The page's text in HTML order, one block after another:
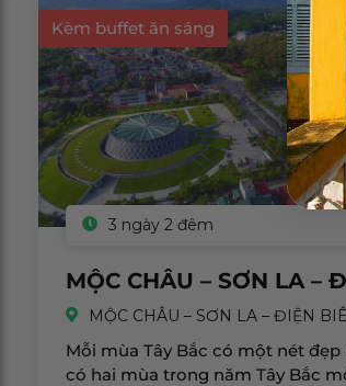
Kèm buffet ăn sáng
3 ngày 2 đêm
MỘC CHÂU – SƠN LA –
MỘC CHÂU – SƠN LA – ĐIỆN
Mỗi mùa Tây Bắc có một nét đẹp
có hai mùa trong năm Tây Bắc